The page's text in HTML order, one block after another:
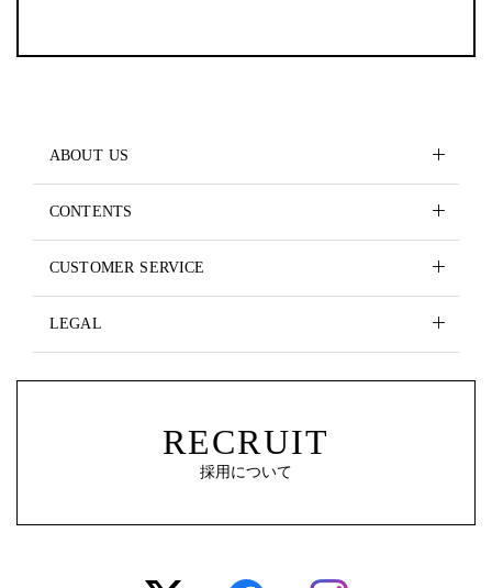
ABOUT US
CONTENTS
CUSTOMER SERVICE
LEGAL
RECRUIT
採用について